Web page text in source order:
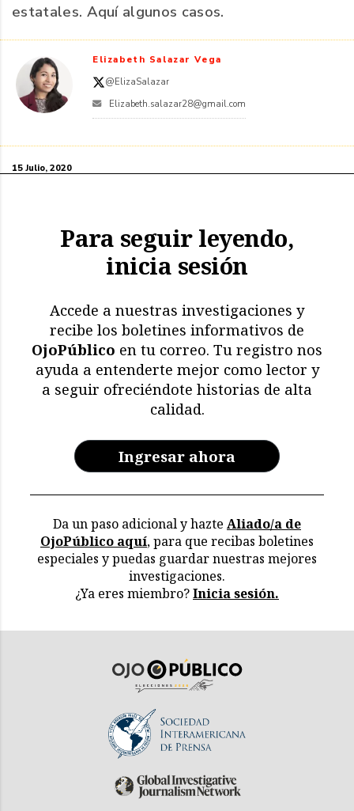
estatales. Aquí algunos casos.
Elizabeth Salazar Vega
@ElizaSalazar
Elizabeth.salazar28@gmail.com
15 Julio, 2020
Para seguir leyendo,
inicia sesión
Accede a nuestras investigaciones y
recibe los boletines informativos de
OjoPúblico en tu correo. Tu registro nos
ayuda a entenderte mejor como lector y
a seguir ofreciéndote historias de alta
calidad.
Ingresar ahora
Da un paso adicional y hazte Aliado/a de
OjoPúblico aquí, para que recibas boletines
especiales y puedas guardar nuestras mejores
investigaciones.
¿Ya eres miembro?Inicia sesión.